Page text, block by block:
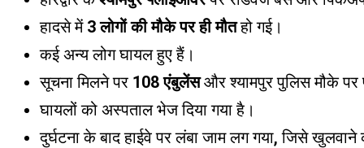
हादसे में 3 लोगों की मौके पर ही मौतहो गई।
कई अन्य लोग घायल हुए हैं।
सूचना मिलने पर 108 एंबुलेंसऔर श्यामपुर पुलिस मौके पर
घायलों को अस्पताल भेज दिया गया है।
दुर्घटना के बाद हाईवे पर लंबा जाम लग गया, जिसे खुलवाने